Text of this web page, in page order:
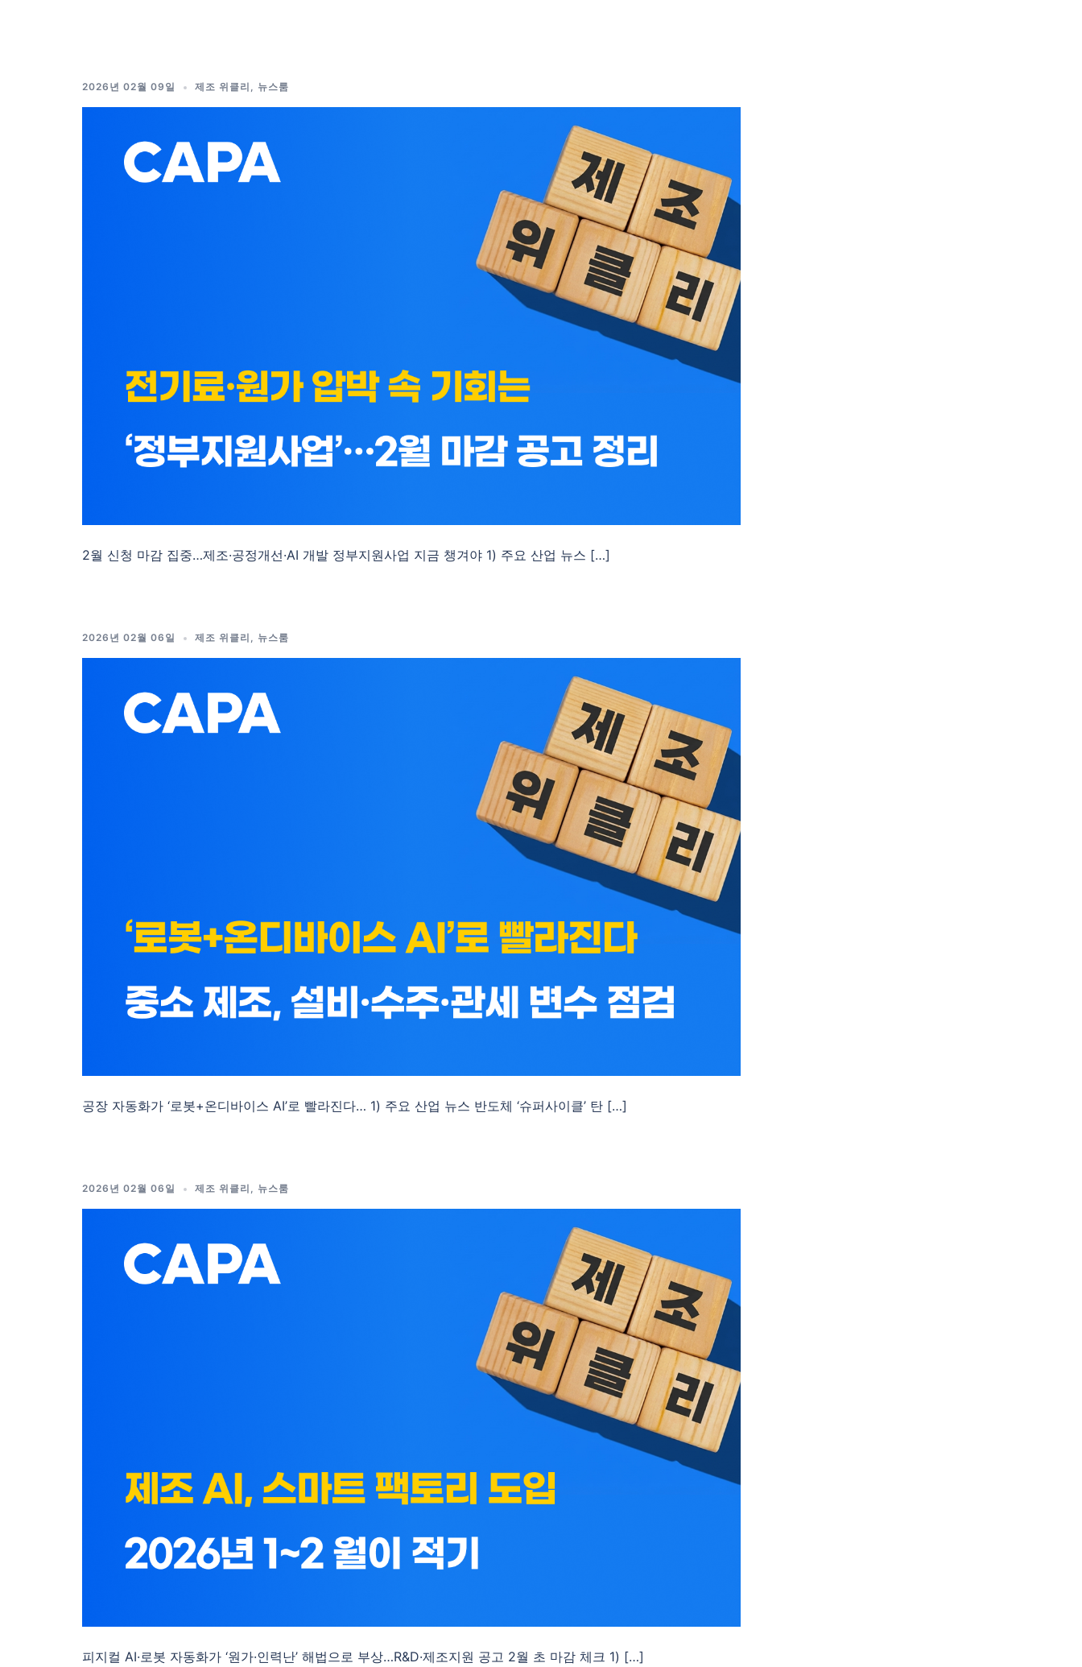
2026년 02월 09일 제조 위클리 , 뉴스룸
2월 신청 마감 집중…제조·공정개선·AI 개발 정부지원사업 지금 챙겨야 1) 주요 산업 뉴스 […]
2026년 02월 06일 제조 위클리 , 뉴스룸
공장 자동화가 ‘로봇+온디바이스 AI’로 빨라진다… 1) 주요 산업 뉴스 반도체 ‘슈퍼사이클’ 탄 […]
2026년 02월 06일 제조 위클리 , 뉴스룸
피지컬 AI·로봇 자동화가 ‘원가·인력난’ 해법으로 부상…R&D·제조지원 공고 2월 초 마감 체크 1) […]